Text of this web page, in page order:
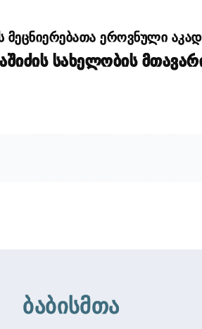
ეროვნული
სახელობის
ბაბისმთა